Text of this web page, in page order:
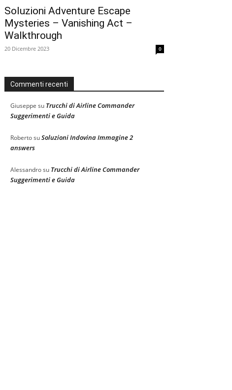
Soluzioni Adventure Escape
Mysteries – Vanishing Act –
Walkthrough
20 Dicembre 2023 0
Commenti recenti
Giuseppe su Trucchi di Airline Commander
Suggerimenti e Guida
RobertosuSoluzioni Indovina Immagine 2
answers
Alessandrosu Trucchi di Airline Commander
Suggerimenti e Guida